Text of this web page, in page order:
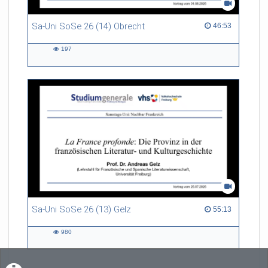
Sa-Uni SoSe 26 (14) Obrecht 46:53
46:53 duration
197
Sa-Uni SoSe 26 (13) Gelz 55:13
55:13 duration
980